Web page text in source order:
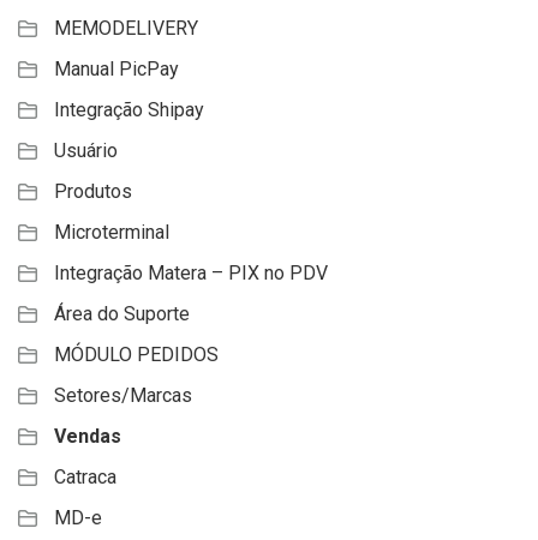
MEMODELIVERY
Manual PicPay
Integração Shipay
Usuário
Produtos
Microterminal
Integração Matera – PIX no PDV
Área do Suporte
MÓDULO PEDIDOS
Setores/Marcas
Vendas
Catraca
MD-e